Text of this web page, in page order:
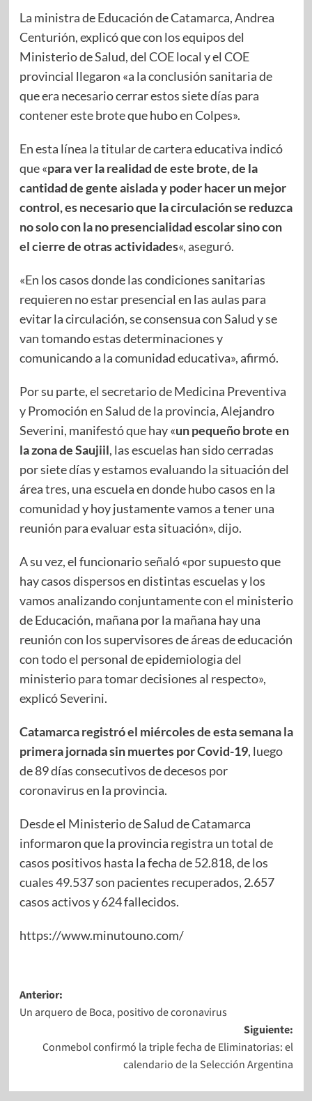
La ministra de Educación de Catamarca, Andrea
Centurión, explicó que con los equipos del
Ministerio de Salud, del COE local y el COE
provincial llegaron «a la conclusión sanitaria de
que era necesario cerrar estos siete días para
contener este brote que hubo en Colpes».
En esta línea la titular de cartera educativa indicó
que «para ver la realidad de este brote, de la
cantidad de gente aislada y poder hacer un mejor
control, es necesario que la circulación se reduzca
no solo con la no presencialidad escolar sino con
el cierre de otras actividades«, aseguró.
«En los casos donde las condiciones sanitarias
requieren no estar presencial en las aulas para
evitar la circulación, se consensua con Salud y se
van tomando estas determinaciones y
comunicando a la comunidad educativa», afirmó.
Por su parte, el secretario de Medicina Preventiva
y Promoción en Salud de la provincia, Alejandro
Severini, manifestó que hay «un pequeño brote en
la zona de Saujiil, las escuelas han sido cerradas
por siete días y estamos evaluando la situación del
área tres, una escuela en donde hubo casos en la
comunidad y hoy justamente vamos a tener una
reunión para evaluar esta situación», dijo.
A su vez, el funcionario señaló «por supuesto que
hay casos dispersos en distintas escuelas y los
vamos analizando conjuntamente con el ministerio
de Educación, mañana por la mañana hay una
reunión con los supervisores de áreas de educación
con todo el personal de epidemiologia del
ministerio para tomar decisiones al respecto»,
explicó Severini.
Catamarca registró el miércoles de esta semana la
primera jornada sin muertes por Covid-19, luego
de 89 días consecutivos de decesos por
coronavirus en la provincia.
Desde el Ministerio de Salud de Catamarca
informaron que la provincia registra un total de
casos positivos hasta la fecha de 52.818, de los
cuales 49.537 son pacientes recuperados, 2.657
casos activos y 624 fallecidos.
https://www.minutouno.com/
Anterior:
Un arquero de Boca, positivo de coronavirus
Siguiente:
Conmebol confirmó la triple fecha de Eliminatorias: el
calendario de la Selección Argentina